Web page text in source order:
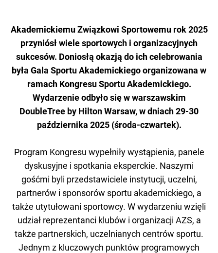
Akademickiemu Związkowi Sportowemu rok 2025
przyniósł wiele sportowych i organizacyjnych
sukcesów. Doniosłą okazją do ich celebrowania
była Gala Sportu Akademickiego organizowana w
ramach Kongresu Sportu Akademickiego.
Wydarzenie odbyło się w warszawskim
DoubleTree by Hilton Warsaw, w dniach 29-30
października 2025 (środa-czwartek).
Program Kongresu wypełniły wystąpienia, panele
dyskusyjne i spotkania eksperckie. Naszymi
gośćmi byli przedstawiciele instytucji, uczelni,
partnerów i sponsorów sportu akademickiego, a
także utytułowani sportowcy. W wydarzeniu wzięli
udział reprezentanci klubów i organizacji AZS, a
także partnerskich, uczelnianych centrów sportu.
Jednym z kluczowych punktów programowych